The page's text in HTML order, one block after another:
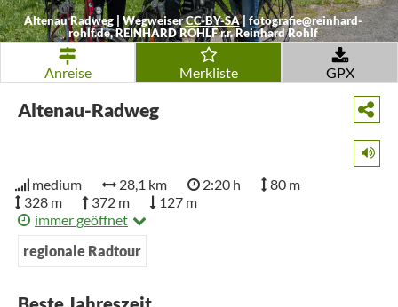
Altenau Radweg | WegweiserCC-BY-SA| fotografie@reinhard-
rohlf.de, REINHARD ROHLF r.r. Reinhard Rohlf
Anreise Merkliste GPX
Altenau-Radweg
medium 28,1 km 2:20 h
80 m
328 m
372 m
127 m
immer geöffnet
regionale Radtour